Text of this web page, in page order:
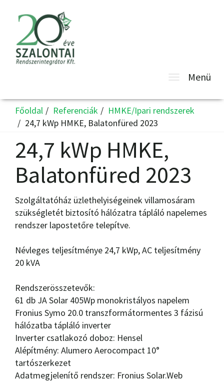
Toggle
Menü
Főoldal Referenciák
HMKE/Ipari rendszerek
24,7 kWp HMKE, Balatonfüred 2023
24,7 kWp HMKE,
Balatonfüred 2023
Szolgáltatóház üzlethelyiségeinek villamosáram
szükségletét biztosító hálózatra tápláló napelemes
rendszer lapostetőre telepítve.
Névleges teljesítménye 24,7 kWp, AC teljesítmény
20 kVA
Rendszerösszetevők:
61 db JA Solar 405Wp monokristályos napelem
Fronius Symo 20.0 transzformátormentes 3 fázisú
hálózatba tápláló inverter
Inverter csatlakozó doboz: Hensel
Alépítmény: Alumero Aerocompact 10°
tartószerkezet
Adatmegjelenítő rendszer: Fronius Solar.Web